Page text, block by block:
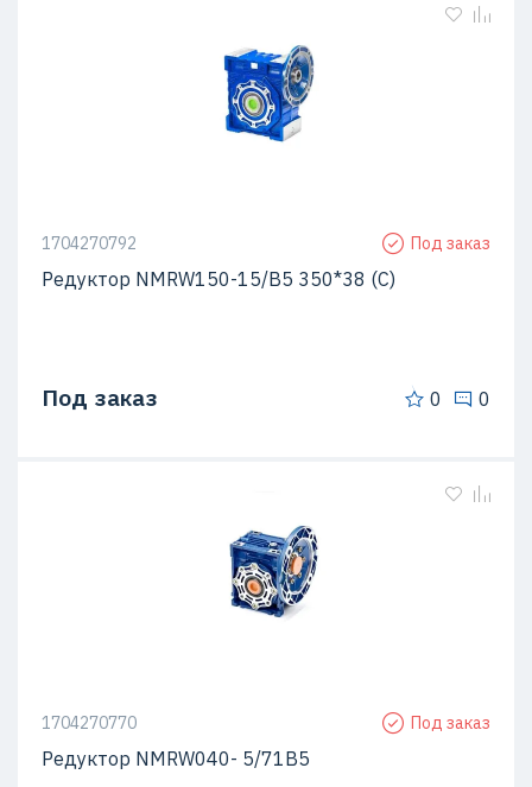
1704270792 Под заказ
Редуктор NMRW150-15/B5 350*38 (C)
Под заказ 0 0
1704270770 Под заказ
Редуктор NMRW040- 5/71B5